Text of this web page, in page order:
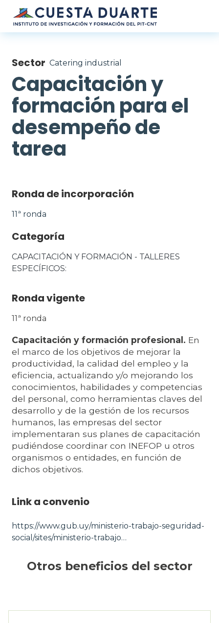
Pasar al contenido principal
Sector Catering industrial
Capacitación y
formación para el
desempeño de
tarea
Ronda de incorporación
11ª ronda
Categoría
CAPACITACIÓN Y FORMACIÓN - TALLERES
ESPECÍFICOS
Ronda vigente
11ª ronda
Capacitación y formación profesional. En
el marco de los objetivos de mejorar la
productividad, la calidad del empleo y la
eficiencia, actualizando y/o mejorando los
conocimientos, habilidades y competencias
del personal, como herramientas claves del
desarrollo y de la gestión de los recursos
humanos, las empresas del sector
implementaran sus planes de capacitación
pudiéndose coordinar con INEFOP u otros
organismos o entidades, en función de
dichos objetivos.
Link a convenio
https://www.gub.uy/ministerio-trabajo-seguridad-
social/sites/ministerio-trabajo…
Otros beneficios del sector